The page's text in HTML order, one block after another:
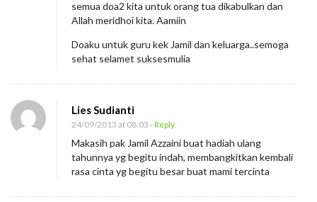
semua doa2 kita untuk orang tua dikabulkan dan
Allah meridhoi kita. Aamiin
Doaku untuk guru kek Jamil dan keluarga..semoga
sehat selamet suksesmulia
Lies Sudianti
24/09/2013 at 08:03 - Reply
Makasih pak Jamil Azzaini buat hadiah ulang
tahunnya yg begitu indah, membangkitkan kembali
rasa cinta yg begitu besar buat mami tercinta